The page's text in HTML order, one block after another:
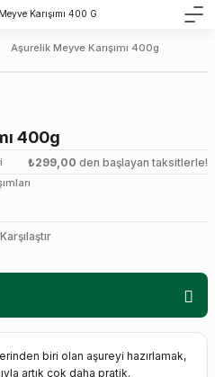
Aşurelik Meyve Karışımı 400g
400g
₺299,00 den başlayan taksitlerle!
Karşılaştır
biri olan aşureyi hazırlamak,
artık çok daha pratik.